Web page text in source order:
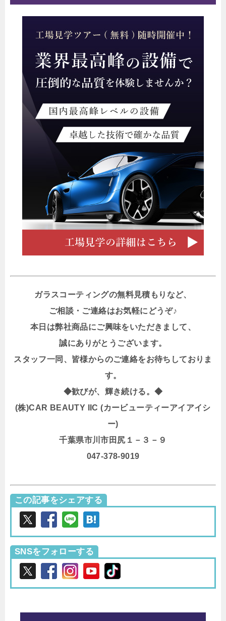
ガラスコーティングの無料見積もりなど、
ご相談・ご連絡はお気軽にどうぞ♪
本日は弊社商品にご興味をいただきまして、
誠にありがとうございます。
スタッフ一同、皆様からのご連絡をお待ちしておりま
す。
◆歓びが、輝き続ける。◆
(株)CAR BEAUTY IIC (カービューティーアイアイシ
ー)
千葉県市川市田尻１－３－９
047-378-9019
この記事をシェアする
SNSをフォローする